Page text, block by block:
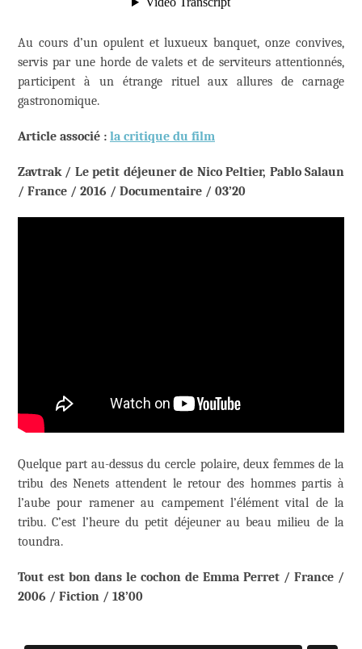
Au cours d’un opulent et luxueux banquet, onze convives,
servis par une horde de valets et de serviteurs attentionnés,
participent à un étrange rituel aux allures de carnage
gastronomique.
Article associé : la critique du film
Zavtrak / Le petit déjeuner de Nico Peltier, Pablo Salaun
/ France / 2016 / Documentaire / 03’20
Quelque part au-dessus du cercle polaire, deux femmes de la
tribu des Nenets attendent le retour des hommes partis à
l’aube pour ramener au campement l’élément vital de la
tribu. C’est l’heure du petit déjeuner au beau milieu de la
toundra.
Tout est bon dans le cochon de Emma Perret / France /
2006 / Fiction / 18’00